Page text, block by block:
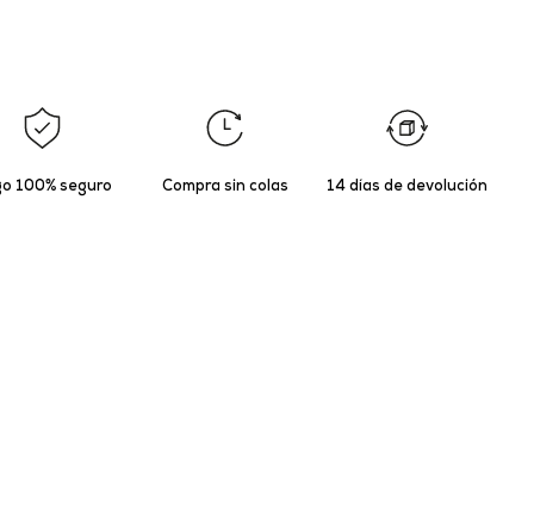
100% seguro Compra sin colas 14 días de devolución